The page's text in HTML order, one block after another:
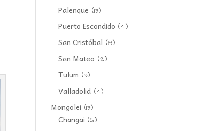
Palenque (13)
Puerto Escondido (4)
San Cristóbal (8)
San Mateo (12)
Tulum (3)
Valladolid (4)
Mongolei (13)
Changai (6)